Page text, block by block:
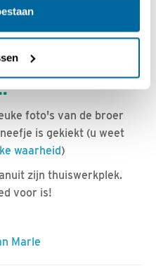
het verslag ervan klaar is,
foto's van de broer
is gekiekt (u weet
waarheid)
zijn thuiswerkplek.
voor is!
Marle